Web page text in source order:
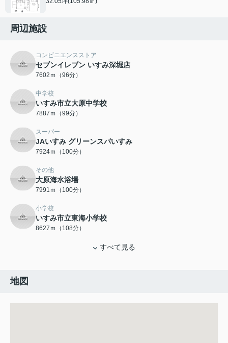
周辺施設
コンビニエンスストア
セブンイレブン いすみ深堀店
7602ｍ（96分）
中学校
いすみ市立大原中学校
7887ｍ（99分）
スーパー
JAいすみ グリーンスパいすみ
7924ｍ（100分）
その他
大原海水浴場
7991ｍ（100分）
小学校
いすみ市立東海小学校
8627ｍ（108分）
すべて見る
地図